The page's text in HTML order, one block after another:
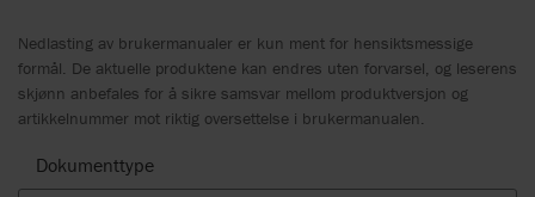
Nedlasting av brukermanualer er kun ment for hensiktsmessige
formål. De aktuelle produktene kan endres uten forvarsel, og leserens
skjønn anbefales for å sikre samsvar mellom produktversjon og
artikkelnummer mot riktig oversettelse i brukermanualen.
Dokumenttype